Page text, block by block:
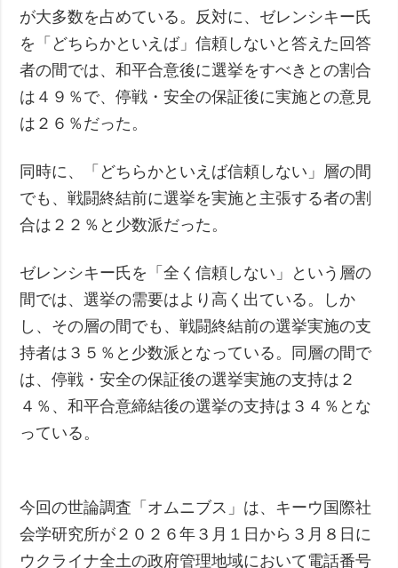
が大多数を占めている。反対に、ゼレンシキー氏
を「どちらかといえば」信頼しないと答えた回答
者の間では、和平合意後に選挙をすべきとの割合
は４９％で、停戦・安全の保証後に実施との意見
は２６％だった。
同時に、「どちらかといえば信頼しない」層の間
でも、戦闘終結前に選挙を実施と主張する者の割
合は２２％と少数派だった。
ゼレンシキー氏を「全く信頼しない」という層の
間では、選挙の需要はより高く出ている。しか
し、その層の間でも、戦闘終結前の選挙実施の支
持者は３５％と少数派となっている。同層の間で
は、停戦・安全の保証後の選挙実施の支持は２
４％、和平合意締結後の選挙の支持は３４％とな
っている。
今回の世論調査「オムニブス」は、キーウ国際社
会学研究所が２０２６年３月１日から３月８日に
ウクライナ全土の政府管理地域において電話番号